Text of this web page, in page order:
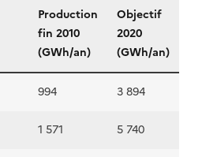
Production
fin 2010
(GWh/an)
Objectif
2020
(GWh/an)
994 3 894
1 571 5 740